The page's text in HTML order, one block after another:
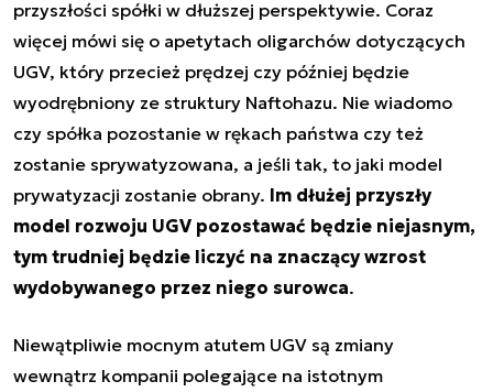
przyszłości spółki w dłuższej perspektywie. Coraz
więcej mówi się o apetytach oligarchów dotyczących
UGV, który przecież prędzej czy później będzie
wyodrębniony ze struktury Naftohazu. Nie wiadomo
czy spółka pozostanie w rękach państwa czy też
zostanie sprywatyzowana, a jeśli tak, to jaki model
prywatyzacji zostanie obrany. Im dłużej przyszły
model rozwoju UGV pozostawać będzie niejasnym,
tym trudniej będzie liczyć na znaczący wzrost
wydobywanego przez niego surowca.
Niewątpliwie mocnym atutem UGV są zmiany
wewnątrz kompanii polegające na istotnym